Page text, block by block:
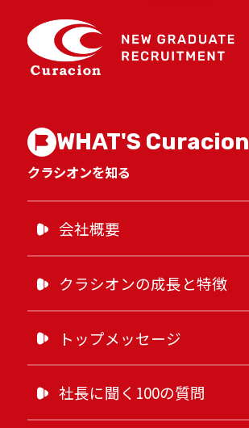
本八幡南口接骨院Instagram
採用公式TikTok
WHAT'S Curacion
クラシオンを知る
会社概要
クラシオンの成長と特徴
トップメッセージ
社長に聞く100の質問